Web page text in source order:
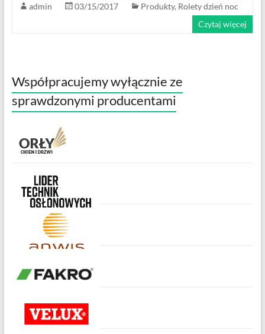
admin 03/15/2017 Produkty, Rolety dzień noc
Czytaj więcej
Współpracujemy wyłącznie ze
sprawdzonymi producentami